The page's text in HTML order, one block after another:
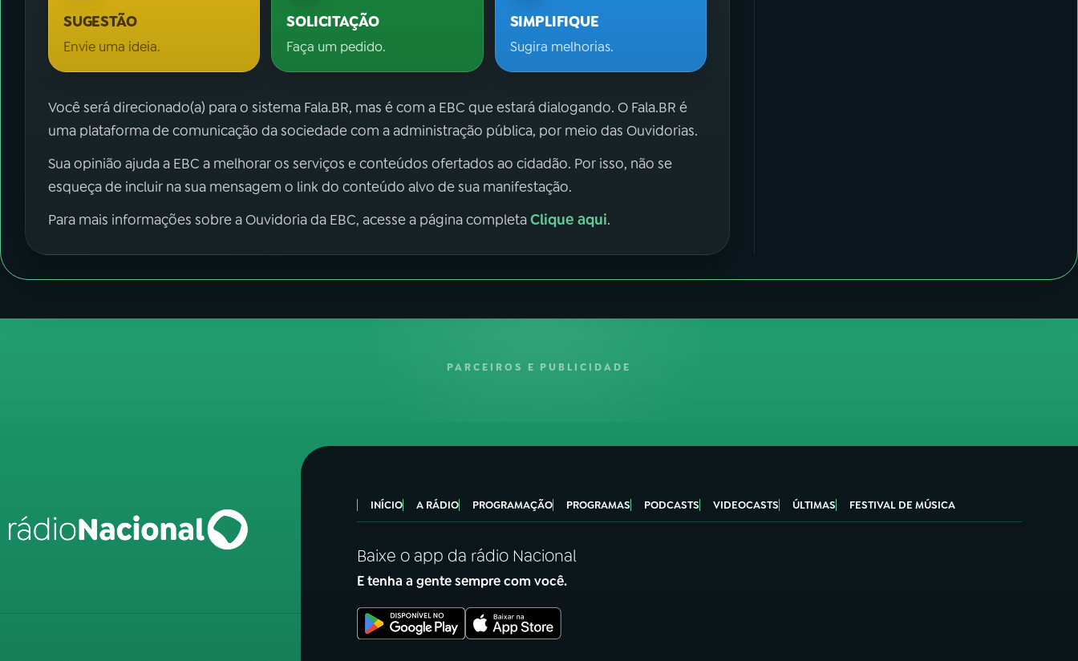
SUGESTÃO
Envie uma ideia.
SOLICITAÇÃO
Faça um pedido.
SIMPLIFIQUE
Sugira melhorias.
Você será direcionado(a) para o sistema Fala.BR, mas é com a EBC que estará dialogando. O Fala.BR é
uma plataforma de comunicação da sociedade com a administração pública, por meio das Ouvidorias.
Sua opinião ajuda a EBC a melhorar os serviços e conteúdos ofertados ao cidadão. Por isso, não se
esqueça de incluir na sua mensagem o link do conteúdo alvo de sua manifestação.
Para mais informações sobre a Ouvidoria da EBC, acesse a página completaClique aqui.
PARCEIROS E PUBLICIDADE
INÍCIO A RÁDIO PROGRAMAÇÃO PROGRAMAS PODCASTS VIDEOCASTS ÚLTIMAS FESTIVAL DE MÚSICA
Baixe o app da rádio Nacional
E tenha a gente sempre com você.